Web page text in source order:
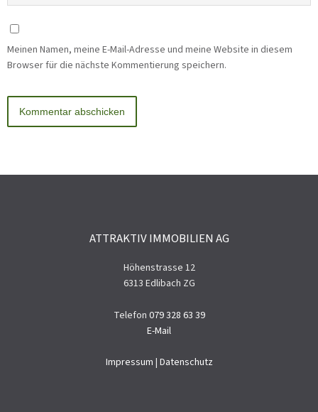
Meinen Namen, meine E-Mail-Adresse und meine Website in diesem
Browser für die nächste Kommentierung speichern.
ATTRAKTIV IMMOBILIEN AG
Höhenstrasse 12
6313 Edlibach ZG
Telefon 079 328 63 39
E-Mail
Impressum | Datenschutz